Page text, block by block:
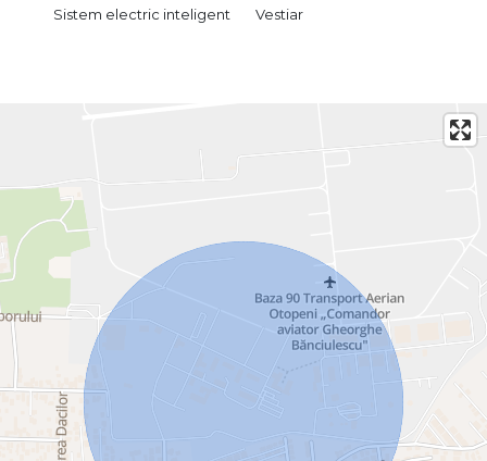
Sistem electric inteligent Vestiar